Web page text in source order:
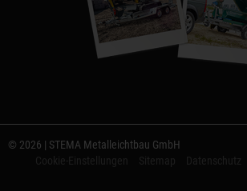
© 2026 | STEMA Metalleichtbau GmbH